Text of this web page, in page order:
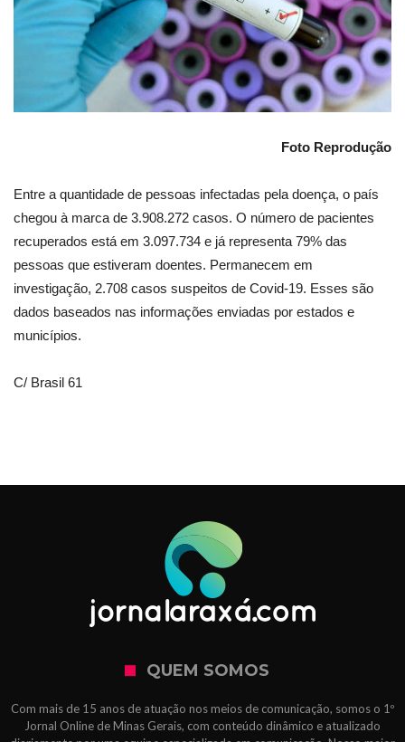
Foto Reprodução
Entre a quantidade de pessoas infectadas pela doença, o país
chegou à marca de 3.908.272 casos. O número de pacientes
recuperados está em 3.097.734 e já representa 79% das
pessoas que estiveram doentes. Permanecem em
investigação, 2.708 casos suspeitos de Covid-19. Esses são
dados baseados nas informações enviadas por estados e
municípios.
C/ Brasil 61
QUEM SOMOS
Com mais de 15 anos de atuação nos meios de comunicação, somos o 1º
Jornal Online de Minas Gerais, com conteúdo dinâmico e atualizado